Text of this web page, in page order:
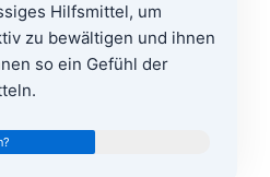
Hilfsmittel, um
zu bewältigen und ihnen
so ein Gefühl der